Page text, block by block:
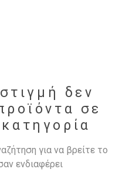
δεν
σε
για να βρείτε το
ενδιαφέρει